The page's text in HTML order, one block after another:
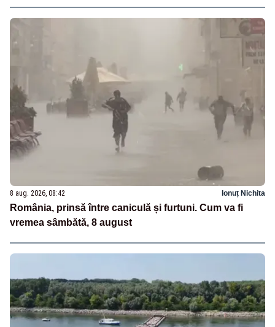
8 aug. 2026, 08:42 Ionuț Nichita
România, prinsă între caniculă și furtuni. Cum va fi
vremea sâmbătă, 8 august